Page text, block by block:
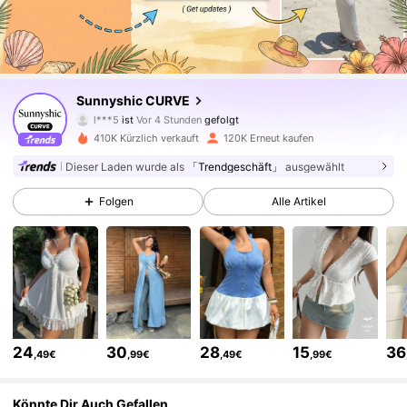
Sunnyshic CURVE
4,81 79K Follower
l***5istVor 4 Stundengefolgt
z***5 ist am Durchsuchen
4,81
79K Follower
4,81
4,81 79K Follower
4,81 79K Follower
410K Kürzlich verkauft 120K Erneut kaufen
Dieser Laden wurde als 「Trendgeschäft」 ausgewählt
Folgen Alle Artikel
24 ,49€ 30 ,99€ 28,49€ 15 ,99€ 36
Könnte Dir Auch Gefallen